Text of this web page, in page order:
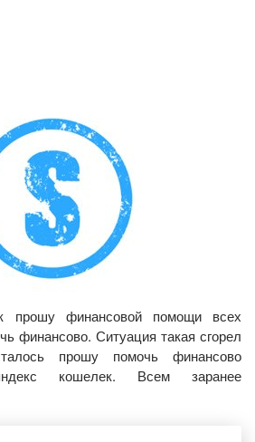
прошу финансовой помощи всех
финансово. Ситуация такая сгорел
прошу помочь финансово
кошелек. Всем заранее